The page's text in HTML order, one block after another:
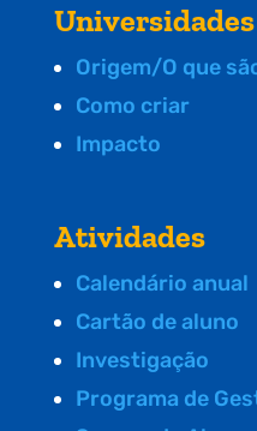
Origem/O que
Como criar
Impacto
Atividades
Calendário anual
Cartão de aluno
Investigação
Programa de